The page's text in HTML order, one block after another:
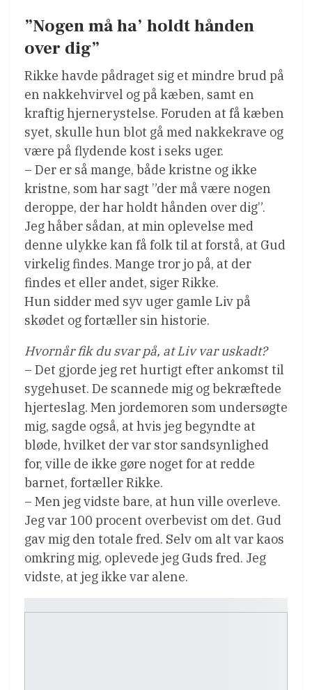
”Nogen må ha’ holdt hånden
over dig”
Rikke havde pådraget sig et mindre brud på
en nakkehvirvel og på kæben, samt en
kraftig hjernerystelse. Foruden at få kæben
syet, skulle hun blot gå med nakkekrave og
være på flydende kost i seks uger.
– Der er så mange, både kristne og ikke
kristne, som har sagt ”der må være nogen
deroppe, der har holdt hånden over dig”.
Jeg håber sådan, at min oplevelse med
denne ulykke kan få folk til at forstå, at Gud
virkelig findes. Mange tror jo på, at der
findes et eller andet, siger Rikke.
Hun sidder med syv uger gamle Liv på
skødet og fortæller sin historie.
Hvornår fik du svar på, at Liv var uskadt?
– Det gjorde jeg ret hurtigt efter ankomst til
sygehuset. De scannede mig og bekræftede
hjerteslag. Men jordemoren som undersøgte
mig, sagde også, at hvis jeg begyndte at
bløde, hvilket der var stor sandsynlighed
for, ville de ikke gøre noget for at redde
barnet, fortæller Rikke.
– Men jeg vidste bare, at hun ville overleve.
Jeg var 100 procent overbevist om det. Gud
gav mig den totale fred. Selv om alt var kaos
omkring mig, oplevede jeg Guds fred. Jeg
vidste, at jeg ikke var alene.